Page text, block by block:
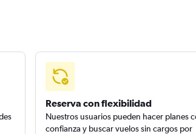
Reserva con flexibilidad
Nuestros usuarios pueden hacer planes
confianza y buscar vuelos sin cargos por